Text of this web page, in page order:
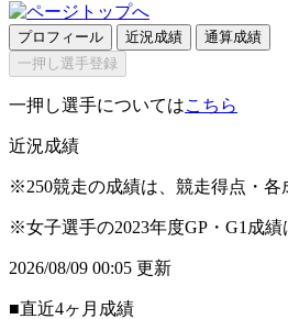
プロフィール 近況成績
通算成績
一押し選手登録
一押し選手についてはこちら
近況成績
※250競走の成績は、競走得点・各
※女子選手の2023年度GP・G1成績
2026/08/09 00:05 更新
■直近4ヶ月成績